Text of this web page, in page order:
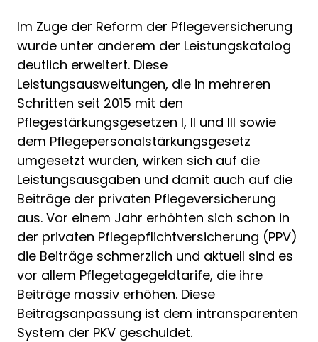
Im Zuge der Reform der Pflegeversicherung
wurde unter anderem der Leistungskatalog
deutlich erweitert. Diese
Leistungsausweitungen, die in mehreren
Schritten seit 2015 mit den
Pflegestärkungsgesetzen I, II und III sowie
dem Pflegepersonalstärkungsgesetz
umgesetzt wurden, wirken sich auf die
Leistungsausgaben und damit auch auf die
Beiträge der privaten Pflegeversicherung
aus. Vor einem Jahr erhöhten sich schon in
der privaten Pflegepflichtversicherung (PPV)
die Beiträge schmerzlich und aktuell sind es
vor allem Pflegetagegeldtarife, die ihre
Beiträge massiv erhöhen. Diese
Beitragsanpassung ist dem intransparenten
System der PKV geschuldet.